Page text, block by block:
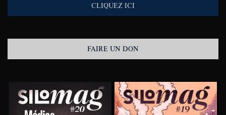
CLIQUEZ ICI
FAIRE UN DON